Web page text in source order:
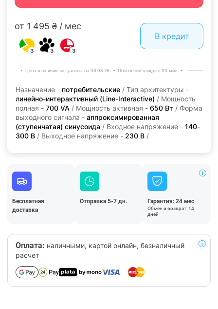
от 1 495 ₴ / мес
3 3 3
В кредит
Цена и наличие актуальны на 08.08.26. Обновляем каждые 30 мин.
Назначение - потребительские / Тип архитектуры -
линейно-интерактивны­й (Line-Interactive) / Мощность
полная - 700 VA / Мощность активная - 650 Вт / Форма
выходного сигнала - аппроксимированная
(ступенчатая) синусоида / Входное напряжение - 140-
300 В / Выходное напряжение - 230 В /
Бесплатная
доставка
Отправка 5-7 дн. Гарантия: 24 мес
Обмен и возврат: 14
дней
Оплата: наличными, картой онлайн, безналичный
расчет